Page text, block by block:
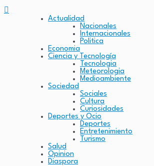
Actualidad
Nacionales
Internacionales
Politica
Economia
Ciencia y Tecnología
Tecnologia
Meteorologia
Medioambiente
Sociedad
Sociales
Cultura
Curiosidades
Deportes y Ocio
Deportes
Entretenimiento
Turismo
Salud
Opinion
Diaspora